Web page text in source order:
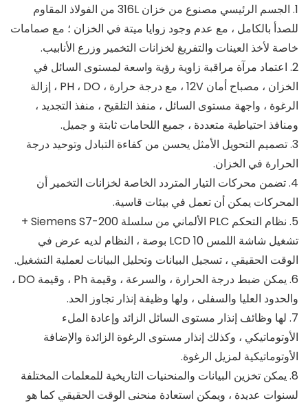
1. الجسم الرئيسي مصنوع من خزان 316L من الفولاذ المقاوم
للصدأ بالكامل ، مع عدم وجود زوايا ميتة في الخزان ؛ مع صمامات
خاصة لأخذ العينات والتفريغ لخزانات التخمير وزرع الأنابيب.
2. اعتماد مرآة مراقبة زاوية رؤية واسعة لمستوى السائل في
الخزان ، مصباح أمان 12V ، مع درجة حرارة ، PH ، DO ، إزالة
الرغوة ، واجهة مستوى السائل ، منفذ التلقيح ، منفذ التجديد ،
ومنافذ احتياطية متعددة ، جميع اللحامات ثابتة و جميل.
3. تصميم التحويل الأمثل يحسن من كفاءة التبادل وتوحيد درجة
الحرارة في الخزان.
4. تضمن محركات التيار المتردد الخاصة لخزانات التخمير أن
المحركات يمكن أن تعمل في بيئات قاسية.
5. نظام التحكم PLC الألماني من سلسلة Siemens S7-200 +
تشغيل شاشة اللمس LCD 10 بوصة ، النظام لديه عرض في
الوقت الحقيقي ، تسجيل البيانات وتحليل البيانات لعملية التشغيل.
6. يمكن ضبط درجة الحرارة ، والسرعة ، وقيمة Ph ، وقيمة DO ،
والحدود العليا والسفلى ، ولها وظيفة إنذار تجاوز الحد.
7. لها وظائف إنذار مستوى السائل الزائد وإعادة الملء
الأوتوماتيكي ، وكذلك إنذار مستوى الرغوة الزائدة والإضافة
الأوتوماتيكية لمزيل الرغوة.
8. يمكن تخزين البيانات والمنحنيات التاريخية للمعلمات المختلفة
لسنوات عديدة ، ويمكن استعادة منحنى الوقت الحقيقي كما هو